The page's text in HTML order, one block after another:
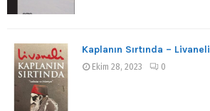
Kaplanın Sırtında – Livaneli
Ekim 28, 2023 0